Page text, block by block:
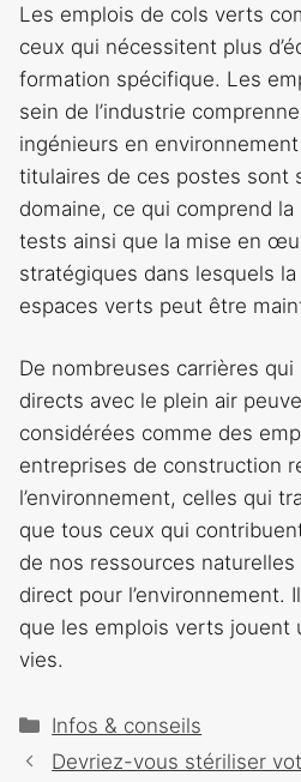
Les emplois de cols verts
ceux qui nécessitent plus
formation spécifique. Les
sein de l’industrie
ingénieurs en
titulaires de ces postes sont
domaine, ce qui comprend
tests ainsi que la mise en
stratégiques dans lesquels
espaces verts peut être
De nombreuses carrières qui
directs avec le plein air
considérées comme des
entreprises de construction
l’environnement, celles qui
que tous ceux qui
de nos ressources
direct pour l’environnement.
que les emplois verts jouent
vies.
Catégories
Infos & conseils
Navigation
Devriez-vous stériliser